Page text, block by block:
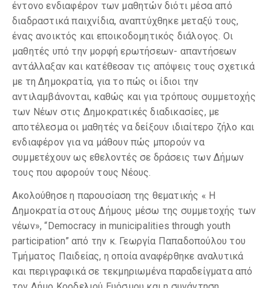
έντονο ενδιαφέρον των μαθητών διότι μέσα από
διαδραστικά παιχνίδια, αναπτύχθηκε μεταξύ τους,
ένας ανοικτός και εποικοδομητικός διάλογος. Οι
μαθητές υπό την μορφή ερωτήσεων- απαντήσεων
αντάλλαξαν και κατέθεσαν τις απόψεις τους σχετικά
με τη Δημοκρατία, για το πώς οι ίδιοι την
αντιλαμβάνονται, καθώς και για τρόπους συμμετοχής
των Νέων στις Δημοκρατικές διαδικασίες, με
αποτέλεσμα οι μαθητές να δείξουν ιδιαίτερο ζήλο και
ενδιαφέρον για να μάθουν πώς μπορούν να
συμμετέχουν ως εθελοντές σε δράσεις των Δήμων
τους που αφορούν τους Νέους.
Ακολούθησε η παρουσίαση της θεματικής « Η
Δημοκρατία στους Δήμους μέσω της συμμετοχής των
νέων», “Democracy in municipalities through youth
participation” από την κ. Γεωργία Παπαδοπούλου του
Τμήματος Παιδείας, η οποία αναφέρθηκε αναλυτικά
και περιγραφικά σε τεκμηριωμένα παραδείγματα από